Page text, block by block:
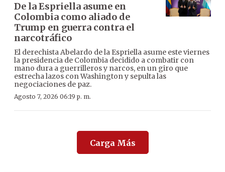
De la Espriella asume en
Colombia como aliado de
Trump en guerra contra el
narcotráfico
El derechista Abelardo de la Espriella asume este viernes
la presidencia de Colombia decidido a combatir con
mano dura a guerrilleros y narcos, en un giro que
estrecha lazos con Washington y sepulta las
negociaciones de paz.
Agosto 7, 2026 06:19 p. m.
Carga Más